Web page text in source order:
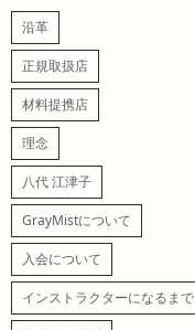
沿革
正規取扱店
材料提携店
理念
八代 江津子
GrayMistについて
入会について
インストラクターになるまで